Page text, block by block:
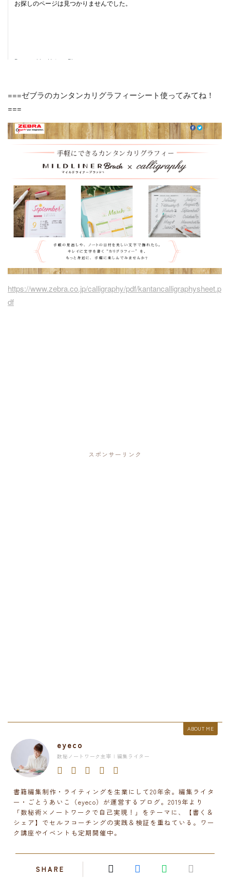
===ゼブラのカンタンカリグラフィーシート使ってみてね！
===
https://www.zebra.co.jp/calligraphy/pdf/kantancalligraphysheet.p
df
スポンサーリンク
ABOUT ME
eyeco
数秘ノートワーク主宰 | 編集ライター
書籍編集制作・ライティングを生業にして20年余。編集ライタ
ー・ごとうあいこ（eyeco）が運営するブログ。2019年より
「数秘術×ノートワークで自己実現！」をテーマに、【書く＆
シェア】でセルフコーチングの実践＆検証を重ねている。ワー
ク講座やイベントも定期開催中。
SHARE